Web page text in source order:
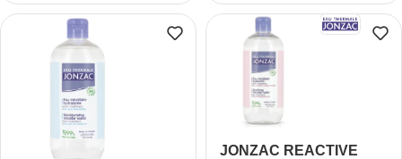
200ML
JONZAC REACTIVE